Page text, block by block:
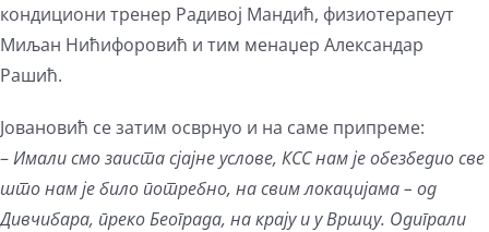
кондициони тренер Радивој Мандић, физиотерапеут
Миљан Нићифоровић и тим менаџер Александар
Рашић.
Јовановић се затим осврнуо и на саме припреме:
–Имали смо заиста сјајне услове, КСС нам је обезбедио све
што нам је било потребно, на свим локацијама – од
Дивчибара, преко Београда, на крају и у Вршцу. Одиграли